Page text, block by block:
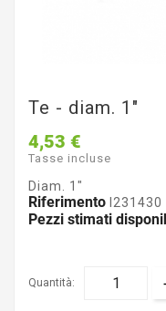
Te - diam. 1"
4,53 €
Tasse incluse
Diam. 1"
Riferimento I231430
Pezzi stimati
Quantità: